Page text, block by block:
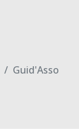
Guid'Asso